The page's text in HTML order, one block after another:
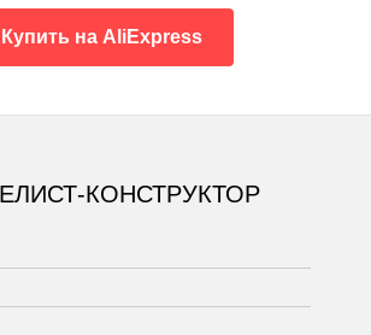
Купить на AliExpress
КОНСТРУКТОР